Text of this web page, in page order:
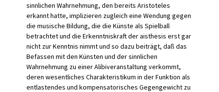
sinnlichen Wahrnehmung, den bereits Aristoteles
erkannt hatte, implizieren zugleich eine Wendung gegen
die musische Bildung, die die Künste als Spielball
betrachtet und die Erkenntniskraft der aisthesis erst gar
nicht zur Kenntnis nimmt und so dazu beiträgt, daß das
Befassen mit den Künsten und der sinnlichen
Wahrnehmung zu einer Alibiveranstaltung verkommt,
deren wesentliches Charakteristikum in der Funktion als
entlastendes und kompensatorisches Gegengewicht zu